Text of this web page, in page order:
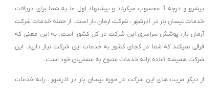
پیشرو و درجه 1 محسوب میگردد و پیشنهاد اول ما به شما برای دریافت
خدمات نیسان بار در آذرشهر ، شرکت ارمان بار است. از جمله خدمات شرکت
آرمان بار، پوشش سراسری این شرکت در کل کشور است. به این معنی که
فرقی نمیکند که شما در کجای کشور به خدمات این شرکت نیاز دارید. این
شرکت همیشه آماده ارائه خدمات متنوع به مشتریان خود است.
از دیگر مزیت های این شرکت در حوزه نیسان بار در آذرشهر ، رائه خدمات